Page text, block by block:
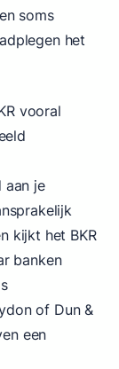
soms
het
vooral
aan je
kijkt het BKR
banken
of Dun &
een